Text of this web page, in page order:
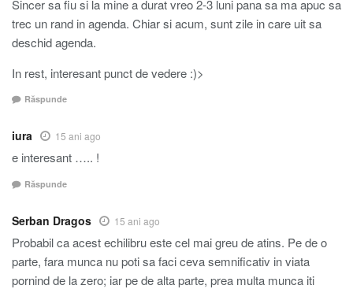
Sincer sa fiu si la mine a durat vreo 2-3 luni pana sa ma apuc sa
trec un rand in agenda. Chiar si acum, sunt zile in care uit sa
deschid agenda.
In rest, interesant punct de vedere :)>
Răspunde
iura 15 ani ago
e interesant ….. !
Răspunde
Serban Dragos 15 ani ago
Probabil ca acest echilibru este cel mai greu de atins. Pe de o
parte, fara munca nu poti sa faci ceva semnificativ in viata
pornind de la zero; iar pe de alta parte, prea multa munca iti